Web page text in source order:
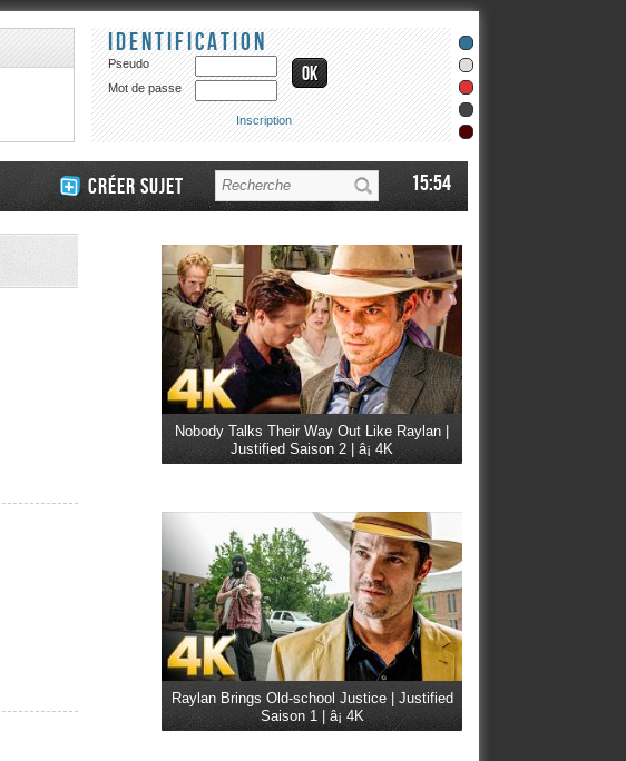
Identification
Pseudo
Mot de passe
Inscription
Créer sujet 15:54
Nobody Talks Their Way Out Like Raylan |
Justified Saison 2 | â¡ 4K
Raylan Brings Old-school Justice | Justified
Saison 1 | â¡ 4K